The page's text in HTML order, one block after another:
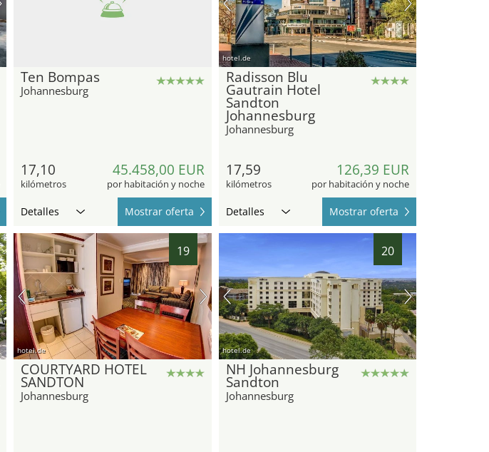
Ten Bompas
Johannesburg
17,10
kilómetros
45.458,00 EUR
por habitación y noche
Detalles Mostrar oferta
hotel.de
Radisson Blu
Gautrain Hotel
Sandton
Johannesburg
Johannesburg
17,59
kilómetros
126,39 EUR
por habitación y noche
Detalles Mostrar oferta
19
hotel.de
COURTYARD HOTEL
SANDTON
Johannesburg
20
hotel.de
NH Johannesburg
Sandton
Johannesburg